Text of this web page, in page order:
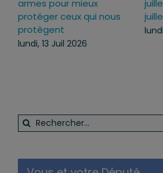
19
2026
pourquoi j’ai
ce texte
mercredi, 22 Juil
Rechercher: